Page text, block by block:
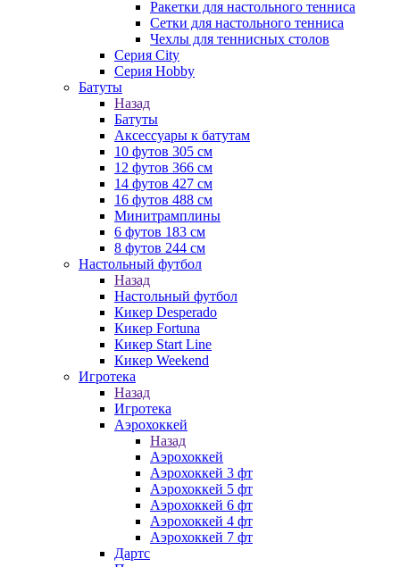
Ракетки для настольного тенниса
Сетки для настольного тенниса
Чехлы для теннисных столов
Серия City
Серия Hobby
Батуты
Назад
Батуты
Аксессуары к батутам
10 футов 305 см
12 футов 366 см
14 футов 427 см
16 футов 488 см
Минитрамплины
6 футов 183 см
8 футов 244 см
Настольный футбол
Назад
Настольный футбол
Кикер Desperado
Кикер Fortuna
Кикер Start Line
Кикер Weekend
Игротека
Назад
Игротека
Аэрохоккей
Назад
Аэрохоккей
Аэрохоккей 3 фт
Аэрохоккей 5 фт
Аэрохоккей 6 фт
Аэрохоккей 4 фт
Аэрохоккей 7 фт
Дартс